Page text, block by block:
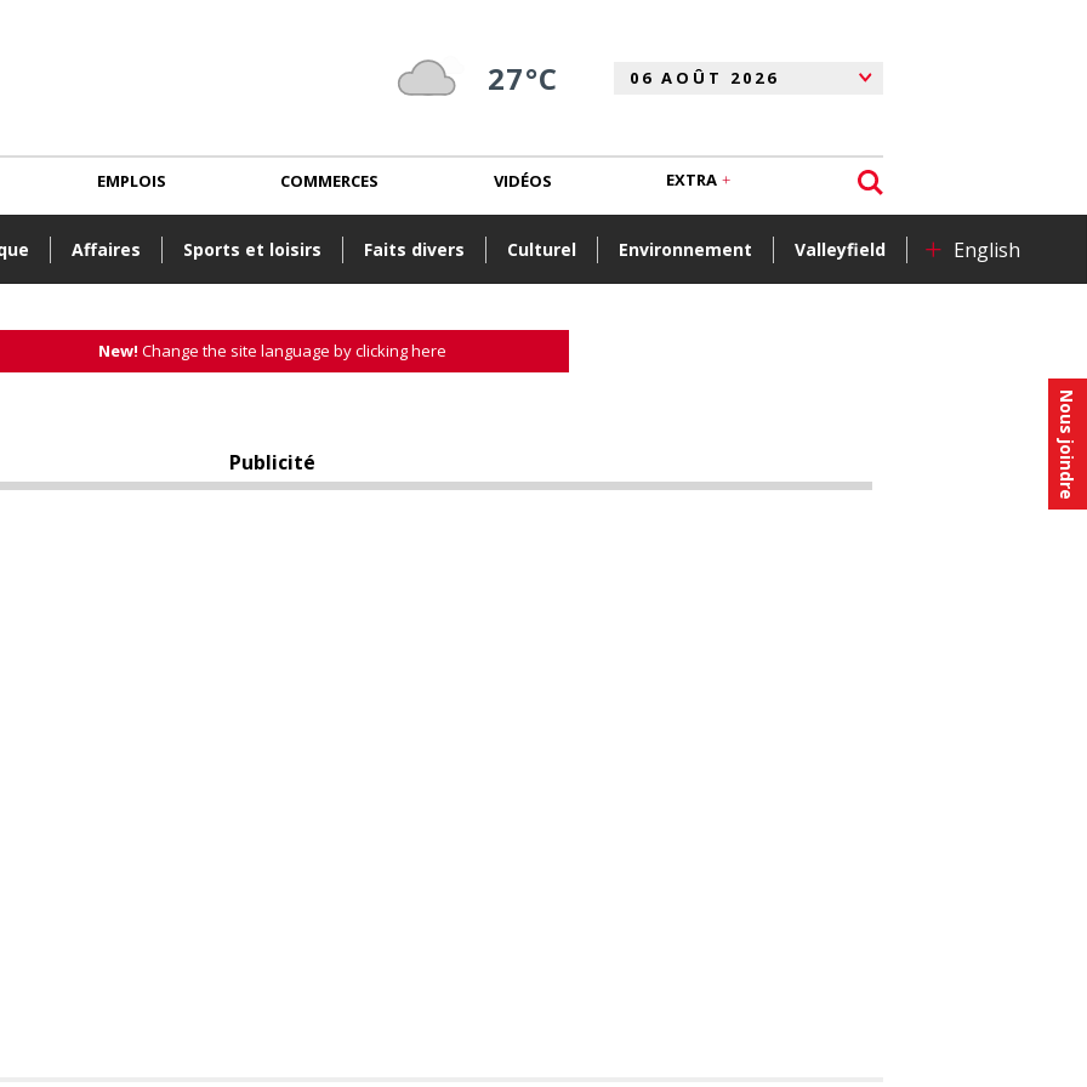
Nous joindre
27°C
Affaires Sports et loisirs Faits divers Culturel Environnement Valleyfield + English
EMPLOIS COMMERCES VIDÉOS EXTRA
New! Change the site language by clicking here
Publicité